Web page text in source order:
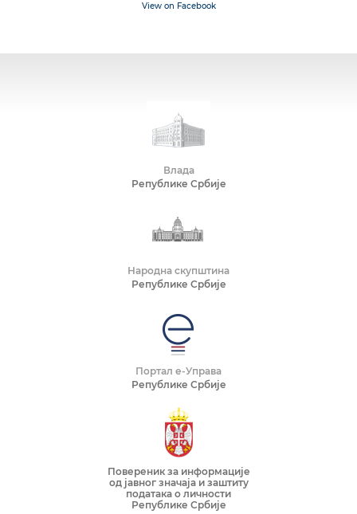
View on Facebook
Влада
Републике Србије
Народна скупштина
Републике Србије
Портал е-Управа
Републике Србије
Повереник за информације
од јавног значаја и заштиту
података о личности
Републике Србије